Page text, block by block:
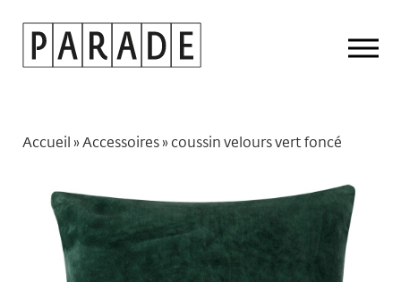
Accueil »Accessoires»coussin velours vert foncé